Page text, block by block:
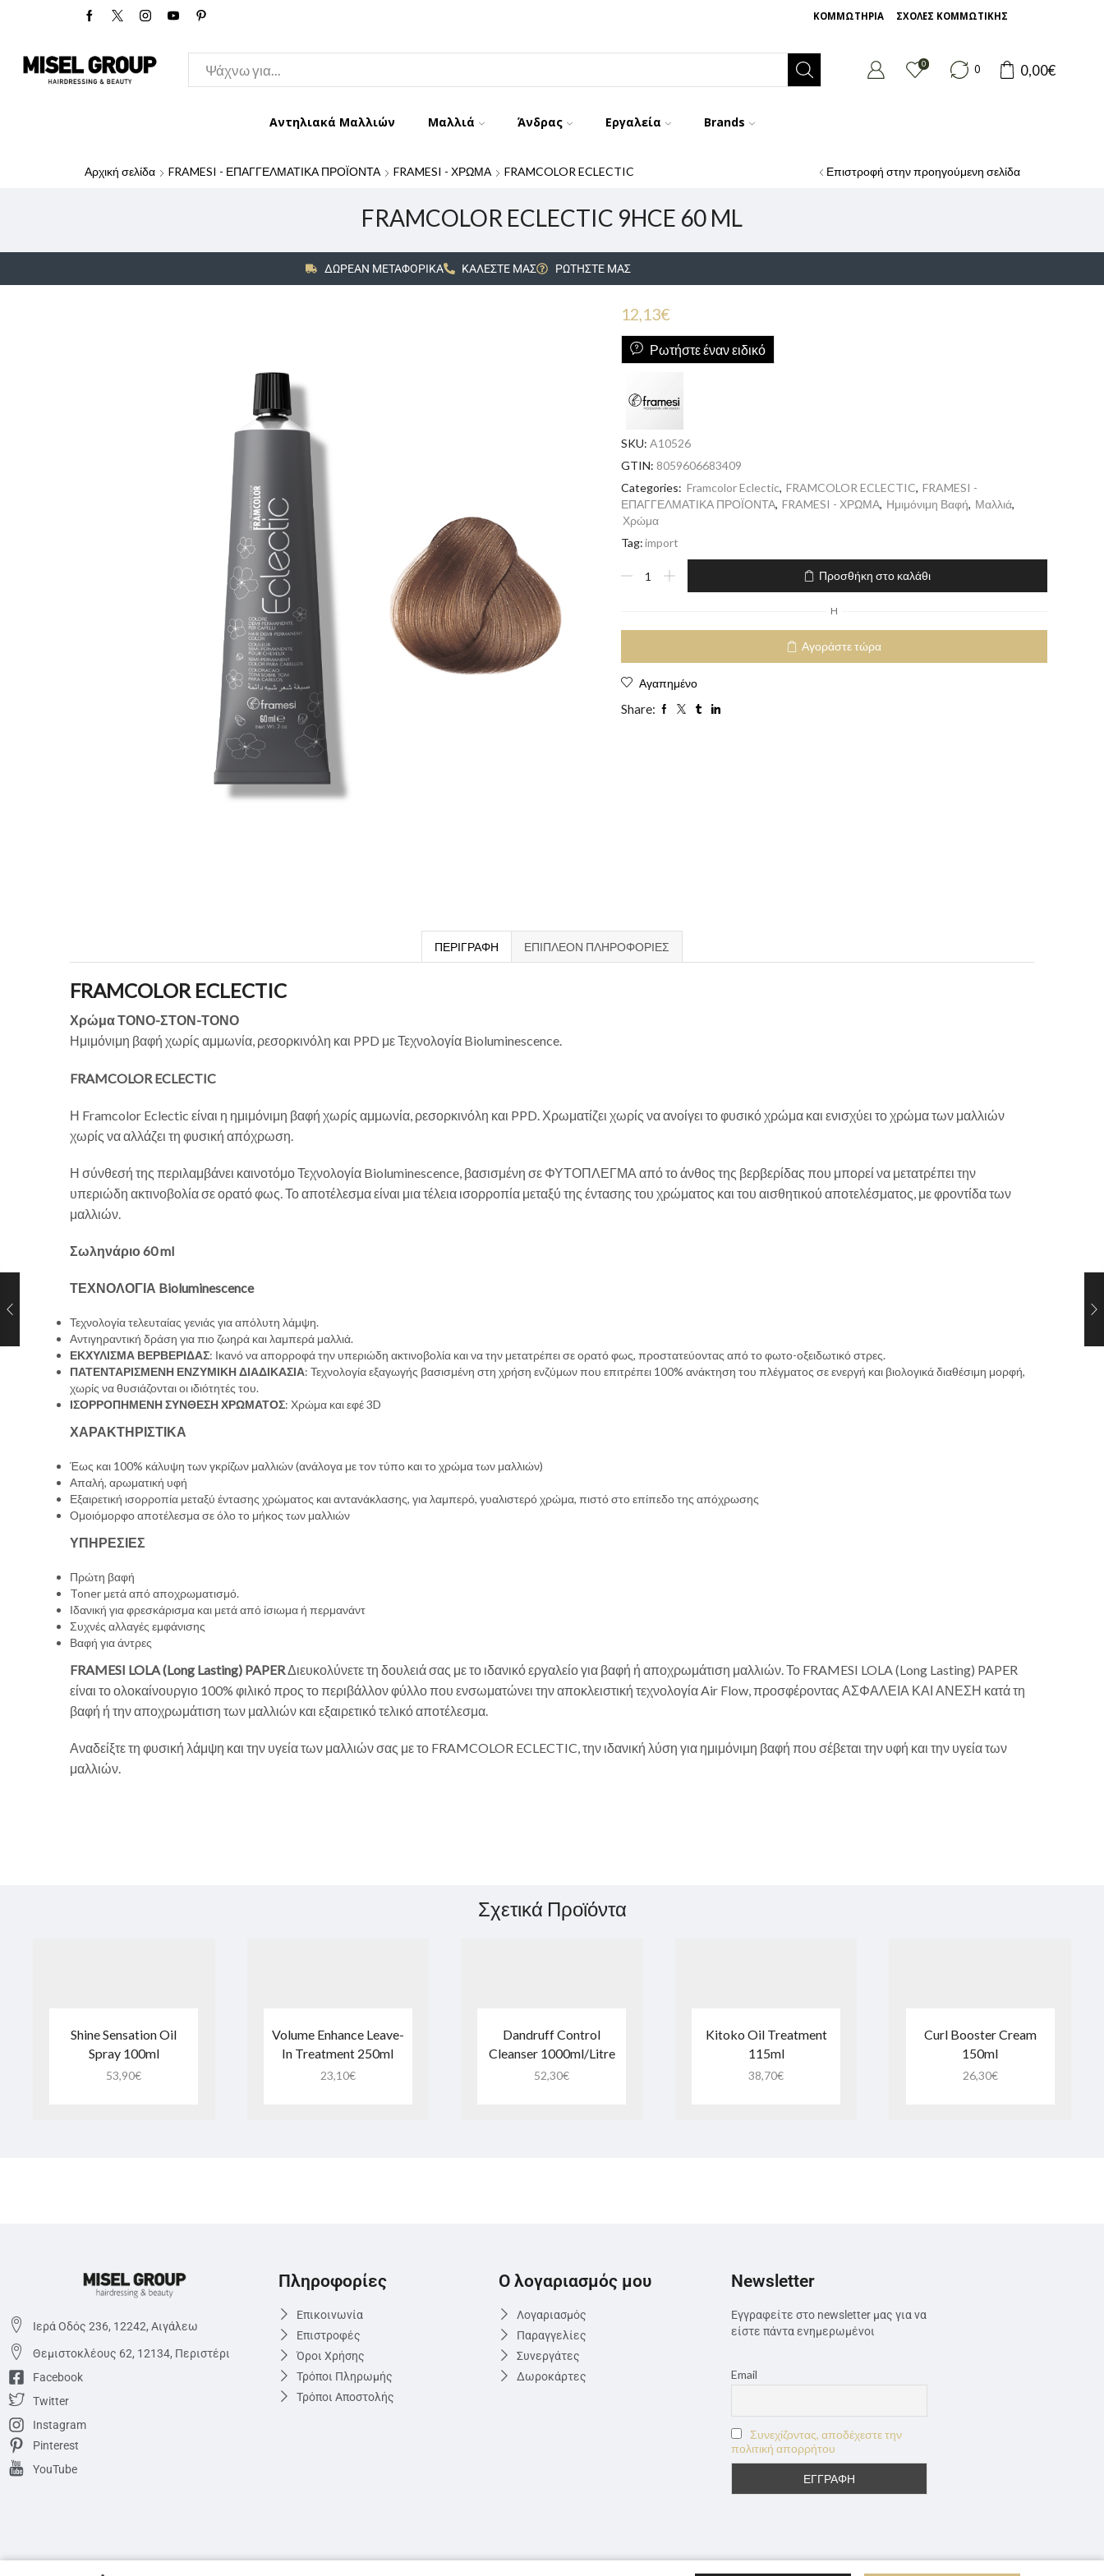
ΚΟΜΜΩΤΗΡΙΑ ΣΧΟΛΕΣ ΚΟΜΜΩΤΙΚΗΣ
0 0 0,00€
Αντηλιακά Μαλλιών Μαλλιά Άνδρας Εργαλεία Brands
Αρχική σελίδα FRAMESI - ΕΠΑΓΓΕΛΜΑΤΙΚΑ ΠΡΟΪΟΝΤΑ FRAMESI - ΧΡΩΜΑ FRAMCOLOR ECLECTIC Επιστροφή στην προηγούμενη σελίδα
FRAMCOLOR ECLECTIC 9HCE 60 ML
ΔΩΡΕΑΝ ΜΕΤΑΦΟΡΙΚΑ ΚΑΛΕΣΤΕ ΜΑΣ ΡΩΤΗΣΤΕ ΜΑΣ
12,13€
Ρωτήστε έναν ειδικό
SKU: A10526
GTIN: 8059606683409
Categories: Framcolor Eclectic, FRAMCOLOR ECLECTIC, FRAMESI -
ΕΠΑΓΓΕΛΜΑΤΙΚΑ ΠΡΟΪΟΝΤΑ, FRAMESI - ΧΡΩΜΑ, Ημιμόνιμη Βαφή, Μαλλιά,
Χρώμα
Tag:import
Προσθήκη στο καλάθι
H
Αγοράστε τώρα
Αγαπημένο
Share:
ΠΕΡΙΓΡΑΦΉ ΕΠΙΠΛΈΟΝ ΠΛΗΡΟΦΟΡΊΕΣ
FRAMCOLOR ECLECTIC
Χρώμα ΤΟΝΟ-ΣΤΟΝ-ΤΟΝΟ
Ημιμόνιμη βαφή χωρίς αμμωνία, ρεσορκινόλη και PPD με Τεχνολογία Bioluminescence.
FRAMCOLOR ECLECTIC
Η Framcolor Eclectic είναι η ημιμόνιμη βαφή χωρίς αμμωνία, ρεσορκινόλη και PPD. Χρωματίζει χωρίς να ανοίγει το φυσικό χρώμα και ενισχύει το χρώμα των μαλλιών
χωρίς να αλλάζει τη φυσική απόχρωση.
Η σύνθεσή της περιλαμβάνει καινοτόμο Τεχνολογία Bioluminescence, βασισμένη σε ΦΥΤΟΠΛΕΓΜΑ από το άνθος της βερβερίδας που μπορεί να μετατρέπει την
υπεριώδη ακτινοβολία σε ορατό φως. Το αποτέλεσμα είναι μια τέλεια ισορροπία μεταξύ της έντασης του χρώματος και του αισθητικού αποτελέσματος, με φροντίδα των
μαλλιών.
Σωληνάριο 60 ml
ΤΕΧΝΟΛΟΓΙΑ Bioluminescence
Τεχνολογία τελευταίας γενιάς για απόλυτη λάμψη.
Αντιγηραντική δράση για πιο ζωηρά και λαμπερά μαλλιά.
ΕΚΧΥΛΙΣΜΑ ΒΕΡΒΕΡΙΔΑΣ: Ικανό να απορροφά την υπεριώδη ακτινοβολία και να την μετατρέπει σε ορατό φως, προστατεύοντας από το φωτο-οξειδωτικό στρες.
ΠΑΤΕΝΤΑΡΙΣΜΕΝΗ ΕΝΖΥΜΙΚΗ ΔΙΑΔΙΚΑΣΙΑ: Τεχνολογία εξαγωγής βασισμένη στη χρήση ενζύμων που επιτρέπει 100% ανάκτηση του πλέγματος σε ενεργή και βιολογικά διαθέσιμη μορφή,
χωρίς να θυσιάζονται οι ιδιότητές του.
ΙΣΟΡΡΟΠΗΜΕΝΗ ΣΥΝΘΕΣΗ ΧΡΩΜΑΤΟΣ: Χρώμα και εφέ 3D
ΧΑΡΑΚΤΗΡΙΣΤΙΚΑ
Έως και 100% κάλυψη των γκρίζων μαλλιών (ανάλογα με τον τύπο και το χρώμα των μαλλιών)
Απαλή, αρωματική υφή
Εξαιρετική ισορροπία μεταξύ έντασης χρώματος και αντανάκλασης, για λαμπερό, γυαλιστερό χρώμα, πιστό στο επίπεδο της απόχρωσης
Ομοιόμορφο αποτέλεσμα σε όλο το μήκος των μαλλιών
ΥΠΗΡΕΣΙΕΣ
Πρώτη βαφή
Toner μετά από αποχρωματισμό.
Ιδανική για φρεσκάρισμα και μετά από ίσιωμα ή περμανάντ
Συχνές αλλαγές εμφάνισης
Βαφή για άντρες
FRAMESI LOLA (Long Lasting) PAPER Διευκολύνετε τη δουλειά σας με το ιδανικό εργαλείο για βαφή ή αποχρωμάτιση μαλλιών. Το FRAMESI LOLA (Long Lasting) PAPER
είναι το ολοκαίνουργιο 100% φιλικό προς το περιβάλλον φύλλο που ενσωματώνει την αποκλειστική τεχνολογία Air Flow, προσφέροντας ΑΣΦΑΛΕΙΑ ΚΑΙ ΑΝΕΣΗ κατά τη
βαφή ή την αποχρωμάτιση των μαλλιών και εξαιρετικό τελικό αποτέλεσμα.
Αναδείξτε τη φυσική λάμψη και την υγεία των μαλλιών σας με το FRAMCOLOR ECLECTIC, την ιδανική λύση για ημιμόνιμη βαφή που σέβεται την υφή και την υγεία των
μαλλιών.
Σχετικά Προϊόντα
Shine Sensation Oil
Spray 100ml
53,90€
Volume Enhance Leave-
In Treatment 250ml
23,10€
Dandruff Control
Cleanser 1000ml/Litre
52,30€
Kitoko Oil Treatment
115ml
38,70€
Curl Booster Cream
150ml
26,30€
Ιερά Οδός 236, 12242, Αιγάλεω
Θεμιστoκλέους 62, 12134, Περιστέρι
Facebook
Twitter
Instagram
Pinterest
YouTube
Πληροφορίες
Επικοινωνία
Επιστροφές
Όροι Χρήσης
Τρόποι Πληρωμής
Τρόποι Αποστολής
Ο λογαριασμός μου
Λογαριασμός
Παραγγελίες
Συνεργάτες
Δωροκάρτες
Newsletter
Εγγραφείτε στο newsletter μας για να
είστε πάντα ενημερωμένοι
Email
Συνεχίζοντας, αποδέχεστε την
πολιτική απορρήτου